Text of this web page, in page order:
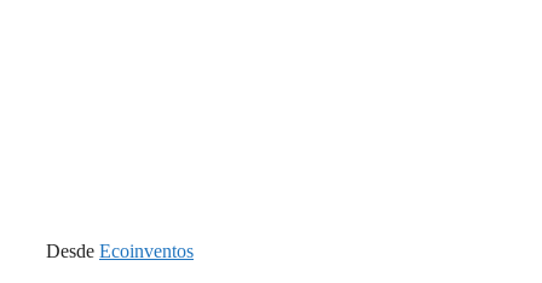
Desde Ecoinventos